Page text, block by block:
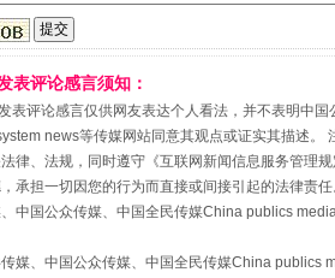
镜头丨大暑三秋近
表评论感言须知：
表评论感言仅供网友表达个人看法，并不表明中
news等传媒网站同意其观点或证实其描述。
律、法规，同时遵守《互联网新闻信息服务管理规
承担一切因您的行为而直接或间接引起的法律责任
中国公众传媒、中国全民传媒China publics
媒、中国公众传媒、中国全民传媒China